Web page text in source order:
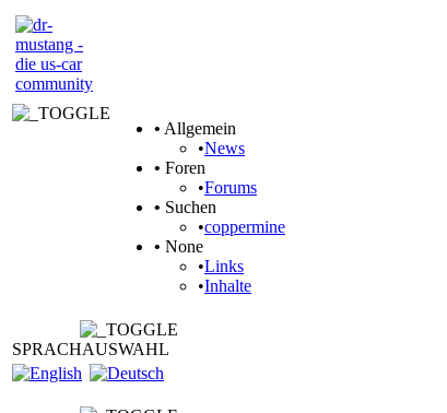
• Allgemein
•News
• Foren
•Forums
• Suchen
•coppermine
• None
•Links
•Inhalte
SPRACHAUSWAHL